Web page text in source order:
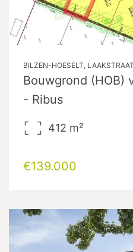
BILZEN-HOESELT, LAAKSTRAAT
Bouwgrond (HOB)
- Ribus
412 m²
€139.000